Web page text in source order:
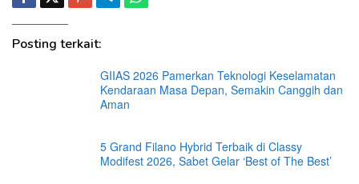
Posting terkait:
GIIAS 2026 Pamerkan Teknologi Keselamatan
Kendaraan Masa Depan, Semakin Canggih dan
Aman
5 Grand Filano Hybrid Terbaik di Classy
Modifest 2026, Sabet Gelar ‘Best of The Best’